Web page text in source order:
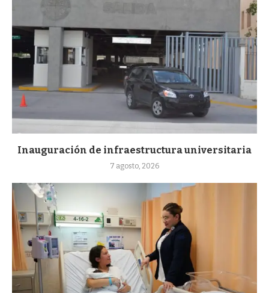
Inauguración de infraestructura universitaria
7 agosto, 2026